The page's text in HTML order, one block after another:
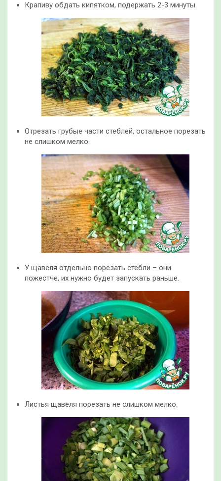
Крапиву обдать кипятком, подержать 2-3 минуты.
Отрезать грубые части стеблей, остальное порезать
не слишком мелко.
У щавеля отдельно порезать стебли – они
пожестче, их нужно будет запускать раньше.
Листья щавеля порезать не слишком мелко.